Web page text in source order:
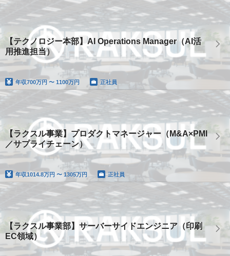
【テクノロジー本部】AI Operations Manager（AI活
用推進担当）
年収700万円 〜 1100万円 正社員
【ラクスル事業】プロダクトマネージャー（M&A×PMI
／サプライチェーン）
年収1014.8万円 〜 1305万円 正社員
【ラクスル事業部】サーバーサイドエンジニア（印刷
EC領域）